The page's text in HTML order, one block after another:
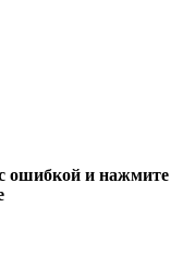
ошибкой и нажмите